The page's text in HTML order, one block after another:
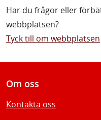
Har du frågor eller
webbplatsen?
Tyck till om webbplatsen
Om oss
Kontakta oss